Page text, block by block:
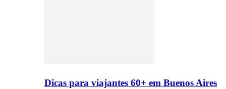
Dicas para viajantes 60+ em Buenos Aires